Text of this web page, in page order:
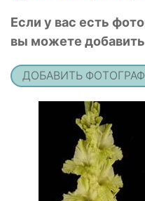
Если у вас есть
вы можете
ДОБАВИТЬ